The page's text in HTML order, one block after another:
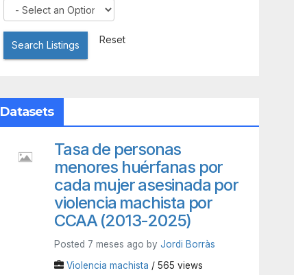
Search Listings Reset
Datasets
Tasa de personas
menores huérfanas por
cada mujer asesinada por
violencia machista por
CCAA (2013-2025)
Posted 7 meses ago byJordi Borràs
Violencia machista / 565 views